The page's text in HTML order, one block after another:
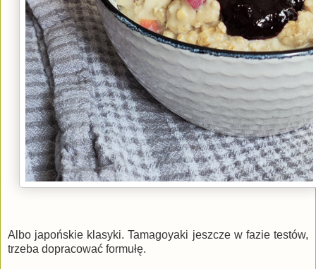
Albo japońskie klasyki. Tamagoyaki jeszcze w fazie testów,
trzeba dopracować formułę.